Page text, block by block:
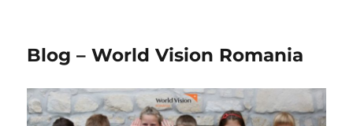
Blog – World Vision Romania